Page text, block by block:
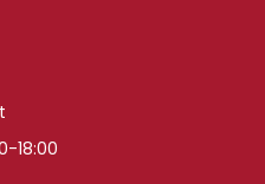
18:00